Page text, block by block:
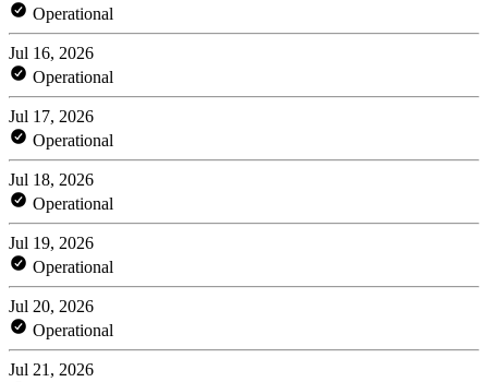
Operational
Jul 16, 2026
Operational
Jul 17, 2026
Operational
Jul 18, 2026
Operational
Jul 19, 2026
Operational
Jul 20, 2026
Operational
Jul 21, 2026